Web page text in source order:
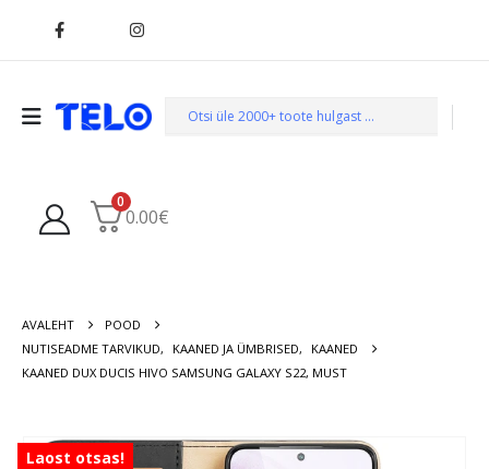
0
0.00€
AVALEHT
POOD
NUTISEADME TARVIKUD, KAANED JA ÜMBRISED,
KAANED
KAANED DUX DUCIS HIVO SAMSUNG GALAXY S22, MUST
Laost otsas!